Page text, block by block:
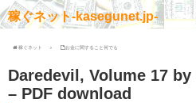
稼ぐネット-kasegunet.jp-
稼ぐネット お金に関すること何でも
Daredevil, Volume 17
– PDF download